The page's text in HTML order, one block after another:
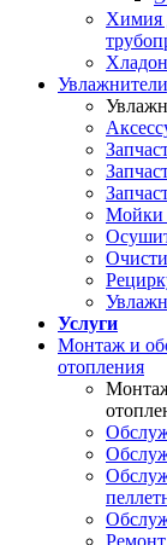
Химия
Мойки
Услуги
Монтаж и
отопления